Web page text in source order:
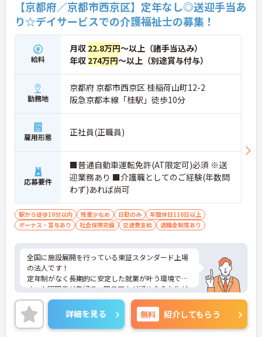
【京都府／京都市西京区】定年なし◎送迎手当あ
り☆デイサービスでの介護福祉士の募集！
給料
月収 22.8万円～以上（諸手当込み）
年収 274万円～以上（別途賞与付与）
勤務地
京都府 京都市西京区 桂稲荷山町12-2
阪急京都本線「桂駅」徒歩10分
雇用形態 正社員(正職員)
応募要件
■普通自動車運転免許(AT限定可)必須 ※送
迎業務あり ■介護職としてのご経験(年数問
わず)あれば尚可
駅から徒歩10分以内 残業少なめ 日勤のみ
年間休日110日以上
ボーナス・賞与あり
社会保険完備 交通費支給 退職金制度あり
全国に施設展開を行っている東証スタンダード上場
の法人です！
定年制がなく長期的に安定した就業が叶う環境で
す。人間関係が良好で、職員同士が認め合う文化が
根付いています。
ご興味のある方には、面接対策ポイントなど、さら
に詳細をご案内しますのでお気軽にご相談くださ
い！
詳細を見る 無料 紹介してもらう